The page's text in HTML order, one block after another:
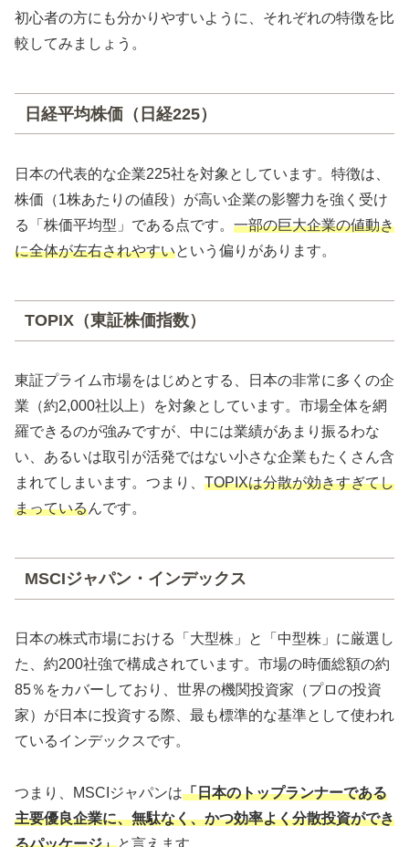
初心者の方にも分かりやすいように、それぞれの特徴を比
較してみましょう。
日経平均株価（日経225）
日本の代表的な企業225社を対象としています。特徴は、
株価（1株あたりの値段）が高い企業の影響力を強く受け
る「株価平均型」である点です。 一部の巨大企業の値動き
に全体が左右されやすいという偏りがあります。
TOPIX（東証株価指数）
東証プライム市場をはじめとする、日本の非常に多くの企
業（約2,000社以上）を対象としています。市場全体を網
羅できるのが強みですが、中には業績があまり振るわな
い、あるいは取引が活発ではない小さな企業もたくさん含
まれてしまいます。つまり、 TOPIXは分散が効きすぎてし
まっているんです。
MSCIジャパン・インデックス
日本の株式市場における「大型株」と「中型株」に厳選し
た、約200社強で構成されています。市場の時価総額の約
85％をカバーしており、世界の機関投資家（プロの投資
家）が日本に投資する際、最も標準的な基準として使われ
ているインデックスです。
つまり、MSCIジャパンは「日本のトップランナーである
主要優良企業に、無駄なく、かつ効率よく分散投資ができ
るパッケージ」と言えます。